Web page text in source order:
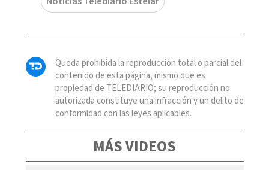
Queda prohibida la reproducción total o parcial del
contenido de esta página, mismo que es
propiedad de TELEDIARIO; su reproducción no
autorizada constituye una infracción y un delito de
conformidad con las leyes aplicables.
MÁS VIDEOS